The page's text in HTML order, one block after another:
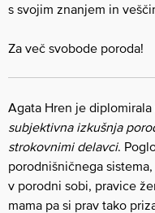
s svojim znanjem in
Za več svobode poroda!
Agata Hren je diplomirala
subjektivna izkušnja
strokovnimi delavci.
porodnišničnega
v porodni sobi, pravice
mama pa si prav tako